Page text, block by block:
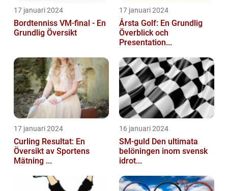
17 januari 2024
Bordtenniss VM-final - En
Grundlig Översikt
17 januari 2024
Årsta Golf: En Grundlig
Överblick och
Presentation...
17 januari 2024
Curling Resultat: En
Översikt av Sportens
Mätning ...
16 januari 2024
SM-guld Den ultimata
belöningen inom svensk
idrot...